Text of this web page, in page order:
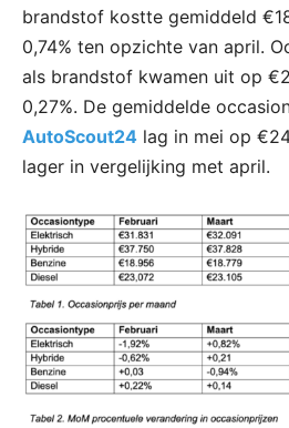
brandstof kostte gemiddeld
0,74% ten opzichte van april.
als brandstof kwamen uit op
0,27%. De gemiddelde
AutoScout24 lag in mei op
lager in vergelijking met april.